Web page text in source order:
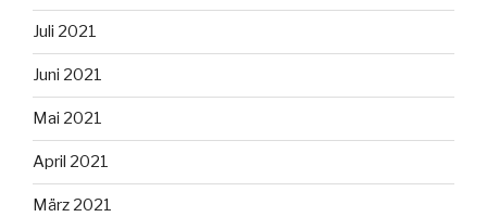
Juli 2021
Juni 2021
Mai 2021
April 2021
März 2021